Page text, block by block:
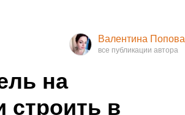
Валентина Попова
на
строить в